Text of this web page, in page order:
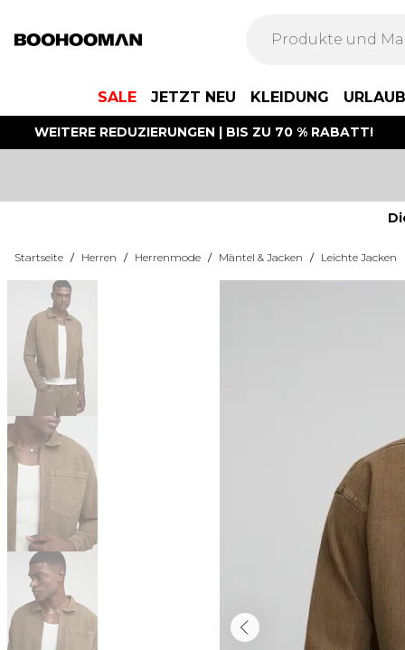
SALE JETZT NEU KLEIDUNG
WEITERE REDUZIERUNGEN | BIS ZU 70 % RABATT!
Startseite / Herren / Herrenmode / Mäntel & Jacken / Leichte Jacken